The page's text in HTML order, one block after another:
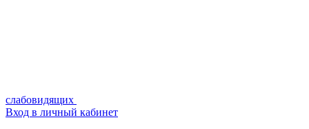
слабовидящих
Вход в личный кабинет